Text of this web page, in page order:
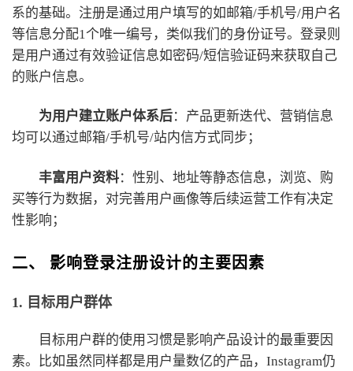
系的基础。注册是通过用户填写的如邮箱/手机号/用户名
等信息分配1个唯一编号，类似我们的身份证号。登录则
是用户通过有效验证信息如密码/短信验证码来获取自己
的账户信息。
为用户建立账户体系后：产品更新迭代、营销信息
均可以通过邮箱/手机号/站内信方式同步；
丰富用户资料：性别、地址等静态信息，浏览、购
买等行为数据，对完善用户画像等后续运营工作有决定
性影响；
二、 影响登录注册设计的主要因素
1. 目标用户群体
目标用户群的使用习惯是影响产品设计的最重要因
素。比如虽然同样都是用户量数亿的产品，Instagram仍